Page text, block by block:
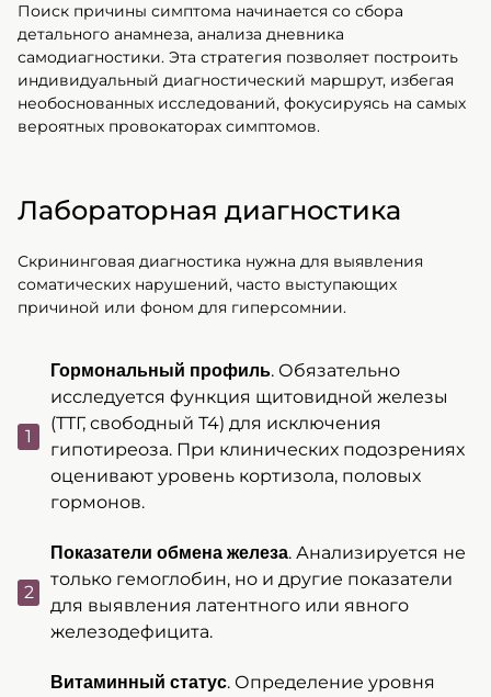
Поиск причины симптома начинается со сбора
детального анамнеза, анализа дневника
самодиагностики. Эта стратегия позволяет построить
индивидуальный диагностический маршрут, избегая
необоснованных исследований, фокусируясь на самых
вероятных провокаторах симптомов.
Лабораторная диагностика
Скрининговая диагностика нужна для выявления
соматических нарушений, часто выступающих
причиной или фоном для гиперсомнии.
Гормональный профиль. Обязательно
исследуется функция щитовидной железы
(ТТГ, свободный Т4) для исключения
гипотиреоза. При клинических подозрениях
оценивают уровень кортизола, половых
гормонов.
Показатели обмена железа. Анализируется не
только гемоглобин, но и другие показатели
для выявления латентного или явного
железодефицита.
Витаминный статус. Определение уровня